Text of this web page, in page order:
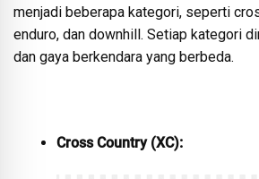
menjadi beberapa kategori, seperti
enduro, dan downhill. Setiap kategori
dan gaya berkendara yang berbeda.
Cross Country (XC):